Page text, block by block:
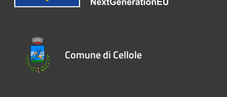
Comune di Cellole